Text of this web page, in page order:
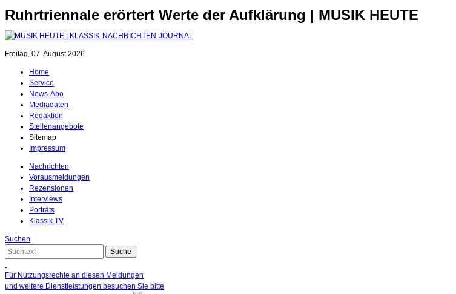
Ruhrtriennale erörtert Werte der Aufklärung | MUSIK HEUTE
Freitag, 07. August 2026
Home
Service
News-Abo
Mediadaten
Redaktion
Stellenangebote
Sitemap
Impressum
Nachrichten
Vorausmeldungen
Rezensionen
Interviews
Porträts
Klassik.TV
Suchen
Für Nutzungsrechte an diesen Meldungen
und weitere Dienstleistungen besuchen Sie bitte